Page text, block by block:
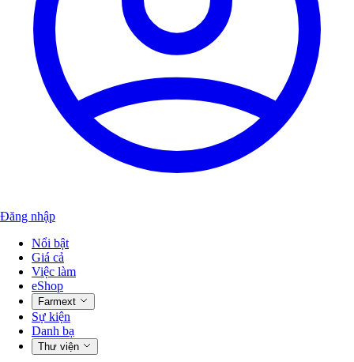
Đăng nhập
Nổi bật
Giá cả
Việc làm
eShop
Farmext
Sự kiện
Danh bạ
Thư viện